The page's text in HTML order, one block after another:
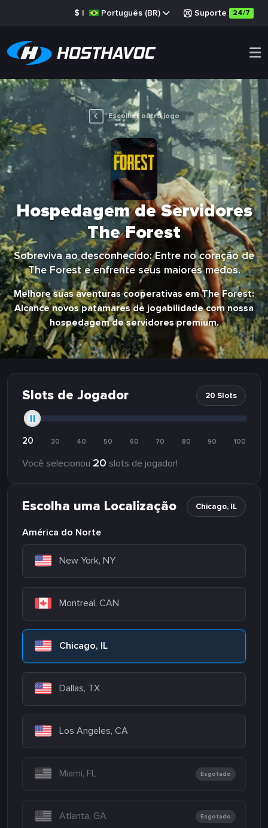
$ | Português (BR) Suporte 24/7
Escolher outro jogo
Hospedagem de Servidores
The Forest
Sobreviva ao desconhecido: Entre no coração de
The Forest e enfrente seus maiores medos.
Melhore suas aventuras cooperativas em The Forest:
Alcance novos patamares de jogabilidade com nossa
hospedagem de servidores premium.
Slots de Jogador 20 Slots
20 30 40 50 60 70 80 90 100
Você selecionou 20 slots de jogador!
Escolha uma Localização Chicago, IL
América do Norte
New York, NY
Montreal, CAN
Chicago, IL
Dallas, TX
Los Angeles, CA
Miami, FL Esgotado
Atlanta, GA Esgotado